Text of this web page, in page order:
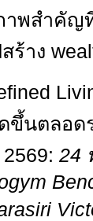
าพสำคั
ร้าง
ขึ้นตลอด
2569: 24